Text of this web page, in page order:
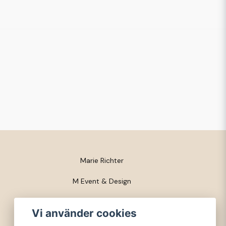
Marie Richter
M Event & Design
Vi använder cookies